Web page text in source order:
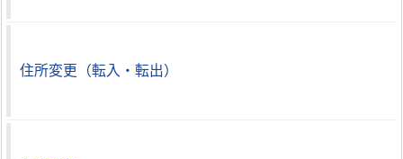
住所変更（転入・転出）